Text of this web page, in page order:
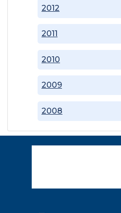
2008
2009
2010
2011
2012